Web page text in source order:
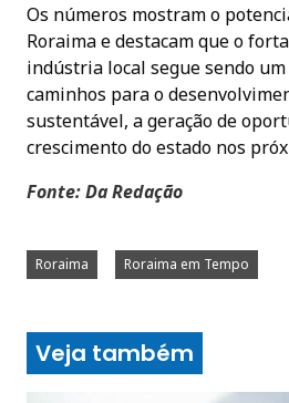
Os números mostram o
Roraima e destacam que o
indústria local segue sendo
caminhos para o
sustentável, a geração de
crescimento do estado nos
Fonte: Da Redação
Roraima Roraima em Tempo
Veja também